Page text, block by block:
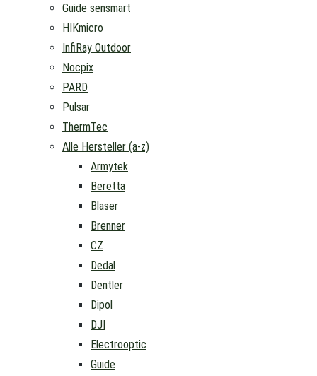
Guide sensmart
HIKmicro
InfiRay Outdoor
Nocpix
PARD
Pulsar
ThermTec
Alle Hersteller (a-z)
Armytek
Beretta
Blaser
Brenner
CZ
Dedal
Dentler
Dipol
DJI
Electrooptic
Guide